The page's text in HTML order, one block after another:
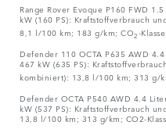
Range Rover Evoque P160 FWD
kW (160 PS): Kraftstoffverbrauch
8,1 l/100 km; 183 g/km; CO2-
Defender 110 OCTA P635 AWD
467 kW (635 PS):
kombiniert): 13,8 l/100 km; 313 g/
Defender OCTA P540 AWD 4.4
kW (537 PS): Kraftstoffverbrauch
13,8 l/100 km; 313 g/km; CO2-